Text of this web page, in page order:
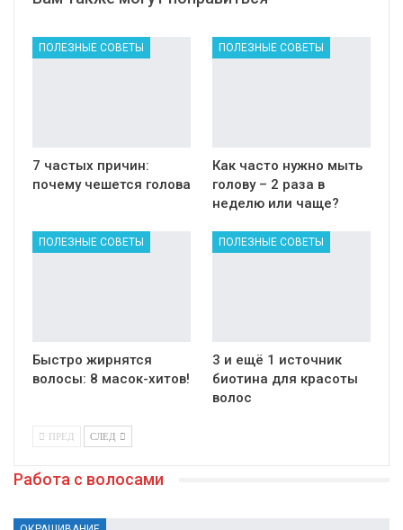
ПОЛЕЗНЫЕ СОВЕТЫ
7 частых причин:
почему чешется голова
ПОЛЕЗНЫЕ СОВЕТЫ
Как часто нужно мыть
голову – 2 раза в
неделю или чаще?
ПОЛЕЗНЫЕ СОВЕТЫ
Быстро жирнятся
волосы: 8 масок-хитов!
ПОЛЕЗНЫЕ СОВЕТЫ
3 и ещё 1 источник
биотина для красоты
волос
ПРЕД СЛЕД
Работа с волосами